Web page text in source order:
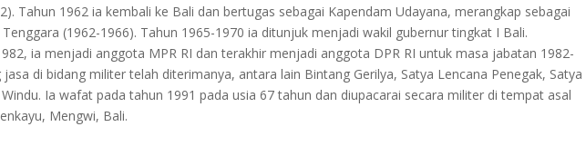
Tahun 1962 ia kembali ke Bali dan bertugas sebagai Kapendam Udayana, merangkap sebagai
(1962-1966). Tahun 1965-1970 ia ditunjuk menjadi wakil gubernur tingkat I Bali.
ia menjadi anggota MPR RI dan terakhir menjadi anggota DPR RI untuk masa jabatan 1982-
di bidang militer telah diterimanya, antara lain Bintang Gerilya, Satya Lencana Penegak, Satya
Ia wafat pada tahun 1991 pada usia 67 tahun dan diupacarai secara militer di tempat asal
Mengwi, Bali.